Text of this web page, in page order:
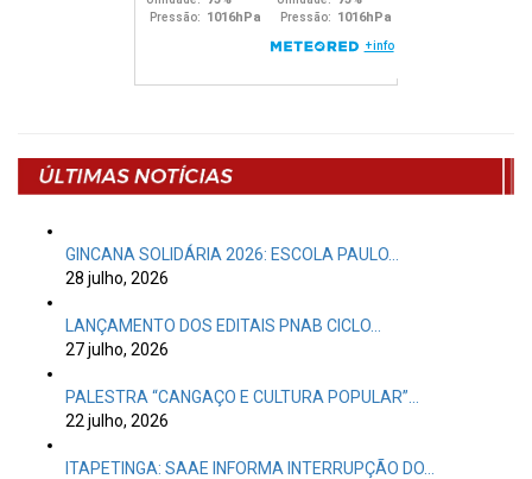
GINCANA SOLIDÁRIA 2026: ESCOLA PAULO…
28 julho, 2026
LANÇAMENTO DOS EDITAIS PNAB CICLO…
27 julho, 2026
PALESTRA “CANGAÇO E CULTURA POPULAR”…
22 julho, 2026
ITAPETINGA: SAAE INFORMA INTERRUPÇÃO DO…